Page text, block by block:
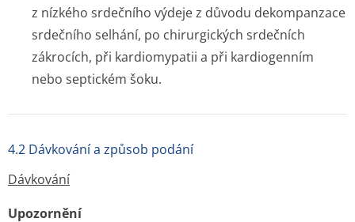
z nízkého srdečního výdeje z důvodu dekompanzace
srdečního selhání, po chirurgických srdečních
zákrocích, při kardiomypatii a při kardiogenním
nebo septickém šoku.
4.2 Dávkování a způsob podání
Dávkování
Upozornění